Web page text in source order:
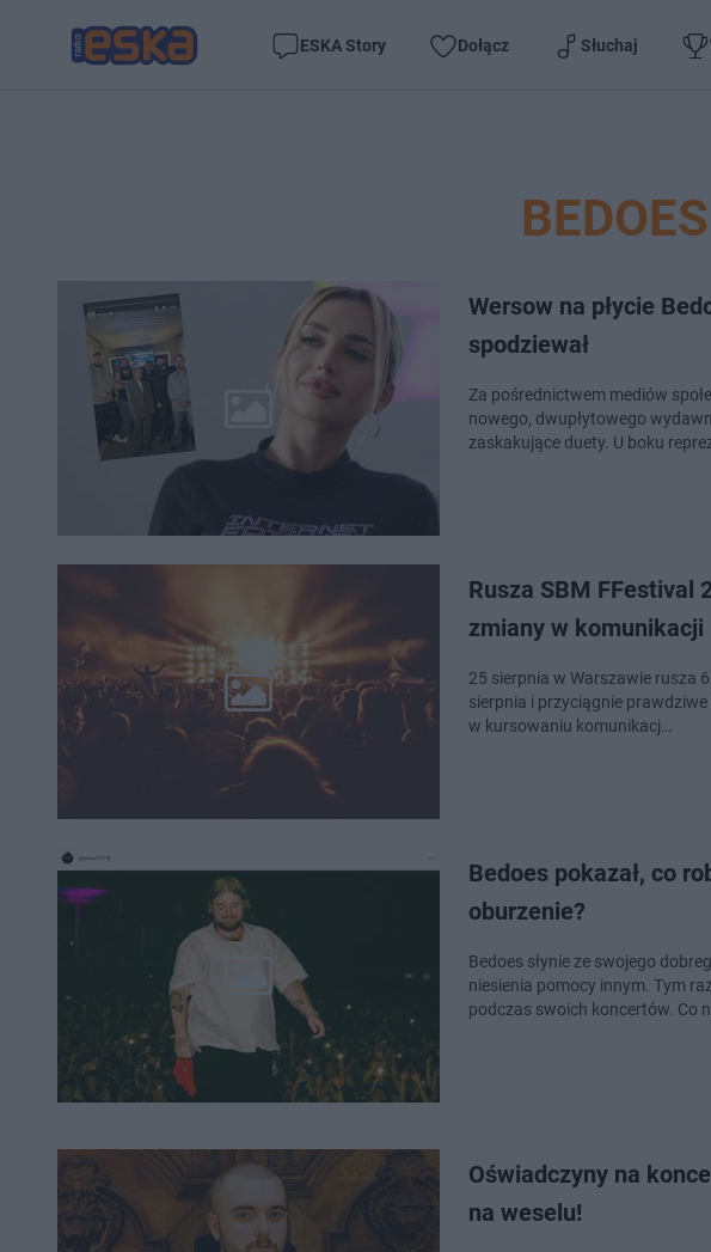
ESKA Story Dołącz Słuchaj
BEDOES
Wersow na płycie
spodziewał
Za pośrednictwem mediów
nowego, dwupłytowego
zaskakujące duety. U boku
Rusza SBM FFestival
zmiany w komunikacji
25 sierpnia w Warszawie rusza
sierpnia i przyciągnie
w kursowaniu komunikacj…
Bedoes pokazał, co
oburzenie?
Bedoes słynie ze swojego
niesienia pomocy innym. Tym
podczas swoich koncertów. Co n…
Oświadczyny na
na weselu!